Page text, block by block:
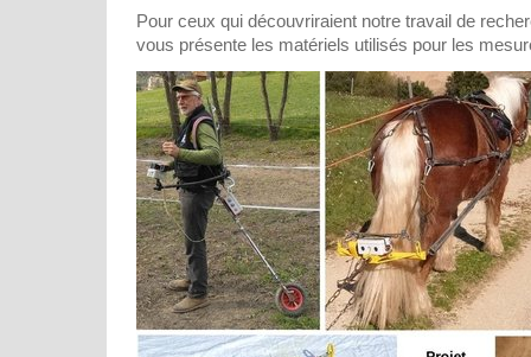
Pour ceux qui découvriraient notre travail de
vous présente les matériels utilisés pour les